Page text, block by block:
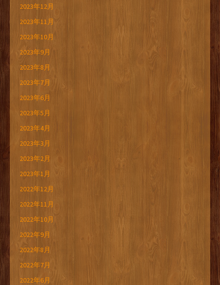
2023年12月
2023年11月
2023年10月
2023年9月
2023年8月
2023年7月
2023年6月
2023年5月
2023年4月
2023年3月
2023年2月
2023年1月
2022年12月
2022年11月
2022年10月
2022年9月
2022年8月
2022年7月
2022年6月